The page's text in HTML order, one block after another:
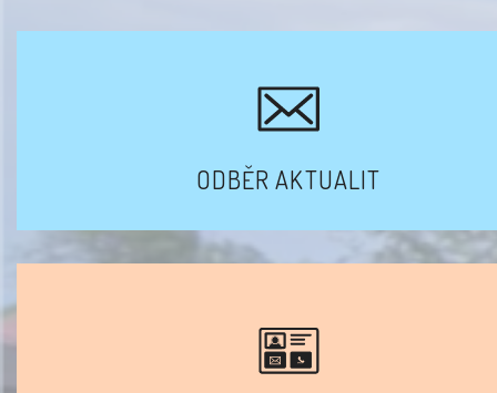
ODBĚR AKTUALIT